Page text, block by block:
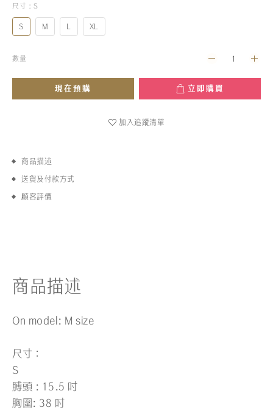
尺寸 : S
S M L XL
數量
現在預購 立即購買
加入追蹤清單
商品描述
送貨及付款方式
顧客評價
商品描述
On model: M size
尺寸：
S
膊頭 : 15.5 吋
胸圍: 38 吋